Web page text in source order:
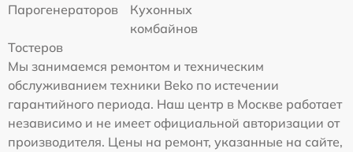
Парогенераторов
Кухонных
комбайнов
Тостеров
Мы занимаемся ремонтом и техническим
обслуживанием техники Beko по истечении
гарантийного периода. Наш центр в Москве работает
независимо и не имеет официальной авторизации от
производителя. Цены на ремонт, указанные на сайте,